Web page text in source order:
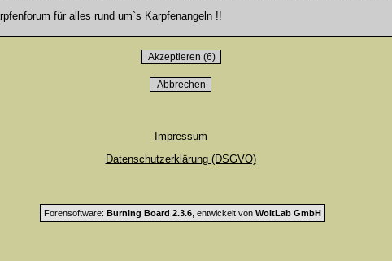
für alles rund um`s Karpfenangeln !!
Impressum
Datenschutzerklärung (DSGVO)
Forensoftware: Burning Board 2.3.6, entwickelt von WoltLab GmbH